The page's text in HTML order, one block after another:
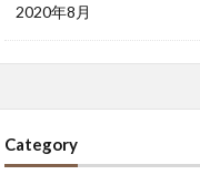
2020年8月
Category